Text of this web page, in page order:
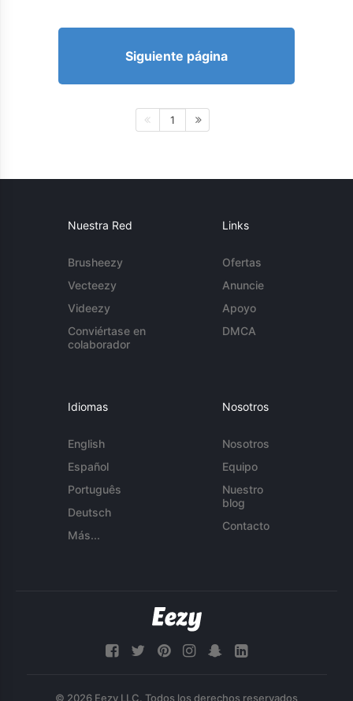
Siguiente página
1
Nuestra Red
Brusheezy
Vecteezy
Videezy
Conviértase en
colaborador
Links
Ofertas
Anuncie
Apoyo
DMCA
Idiomas
English
Español
Português
Deutsch
Más...
Nosotros
Nosotros
Equipo
Nuestro
blog
Contacto
© 2026 Eezy LLC. Todos los derechos reservados